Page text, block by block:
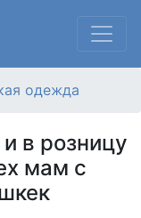
одежда
в розницу
мам с